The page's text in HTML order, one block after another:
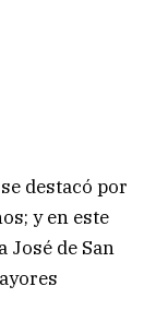
destacó por
y en este
José de San